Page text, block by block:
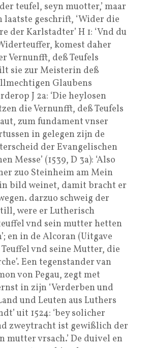
teufel, seyn muotter,’ maar
laatste geschrift, ‘Wider die
der Karlstadter’ H 1: ‘Vnd du
komest daher
Vernunfft, deß Teufels
sie zur Meisterin deß
Glaubens
J 2a: ‘Die heylosen
die Vernunfft, deß Teufels
zum fundament vnser
in gelegen zijn de
der Evangelischen
Messe’ (1539, D 3a): ‘Also
zuo Steinheim am Mein
bild weinet, damit bracht er
darzuo schweig der
were er Lutherisch
vnd sein mutter hetten
en in de Alcoran (Uitgave
Teuffel vnd seine Mutter, die
Een tegenstander van
von Pegau, zegt met
in zijn ‘Verderben und
und Leuten aus Luthers
uit 1524: ‘bey solicher
zweytracht ist gewißlich der
mutter vrsach.’ De duivel en